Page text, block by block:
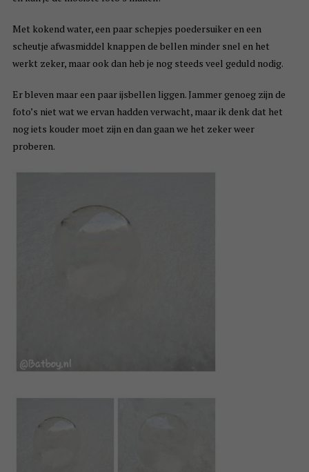
Met kokend water, een paar schepjes poedersuiker en een
scheutje afwasmiddel knappen de bellen minder snel en het
werkt zeker, maar ook dan heb je nog steeds veel geduld nodig.
Er bleven maar een paar ijsbellen liggen. Jammer genoeg zijn de
foto’s niet wat we ervan hadden verwacht, maar ik denk dat het
nog iets kouder moet zijn en dan gaan we het zeker weer
proberen.